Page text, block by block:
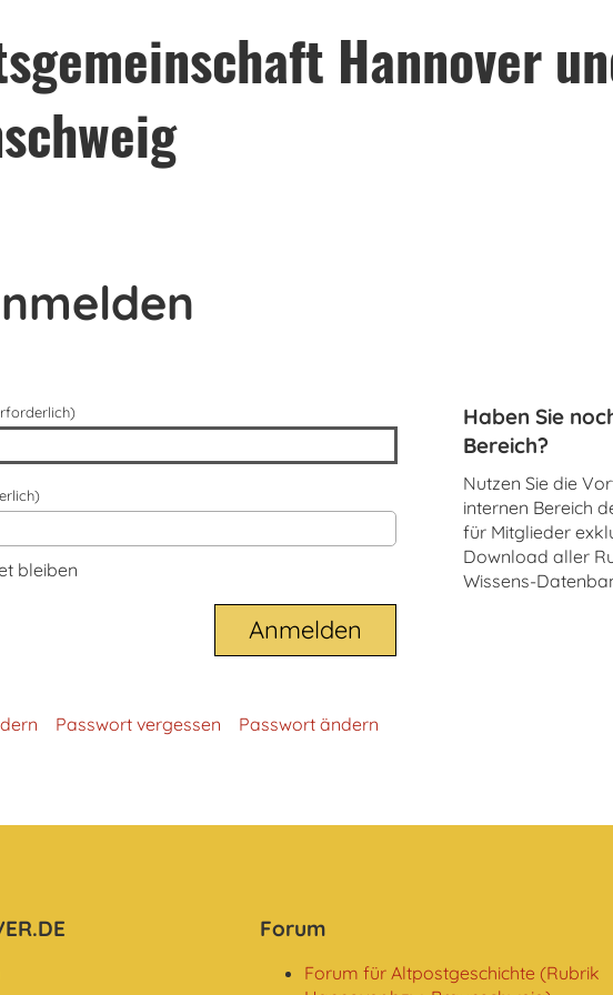
Hannover
bleiben
Passwort vergessen Passwort ändern
Haben Sie
Bereich?
Nutzen Sie die
internen Bereich
für Mitglieder
Download aller
Wissens-
Forum
Forum für Altpostgeschichte (Rubrik